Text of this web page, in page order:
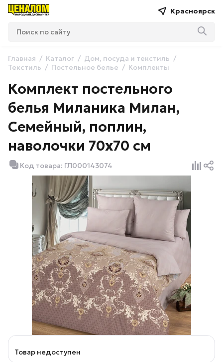
Красноярск
Главная Каталог
Дом, посуда и текстиль
Текстиль
Постельное белье Комплекты
Комплект постельного
белья Миланика Милан,
Семейный, поплин,
наволочки 70х70 см
Код товара: ГЛ000143074
Товар недоступен